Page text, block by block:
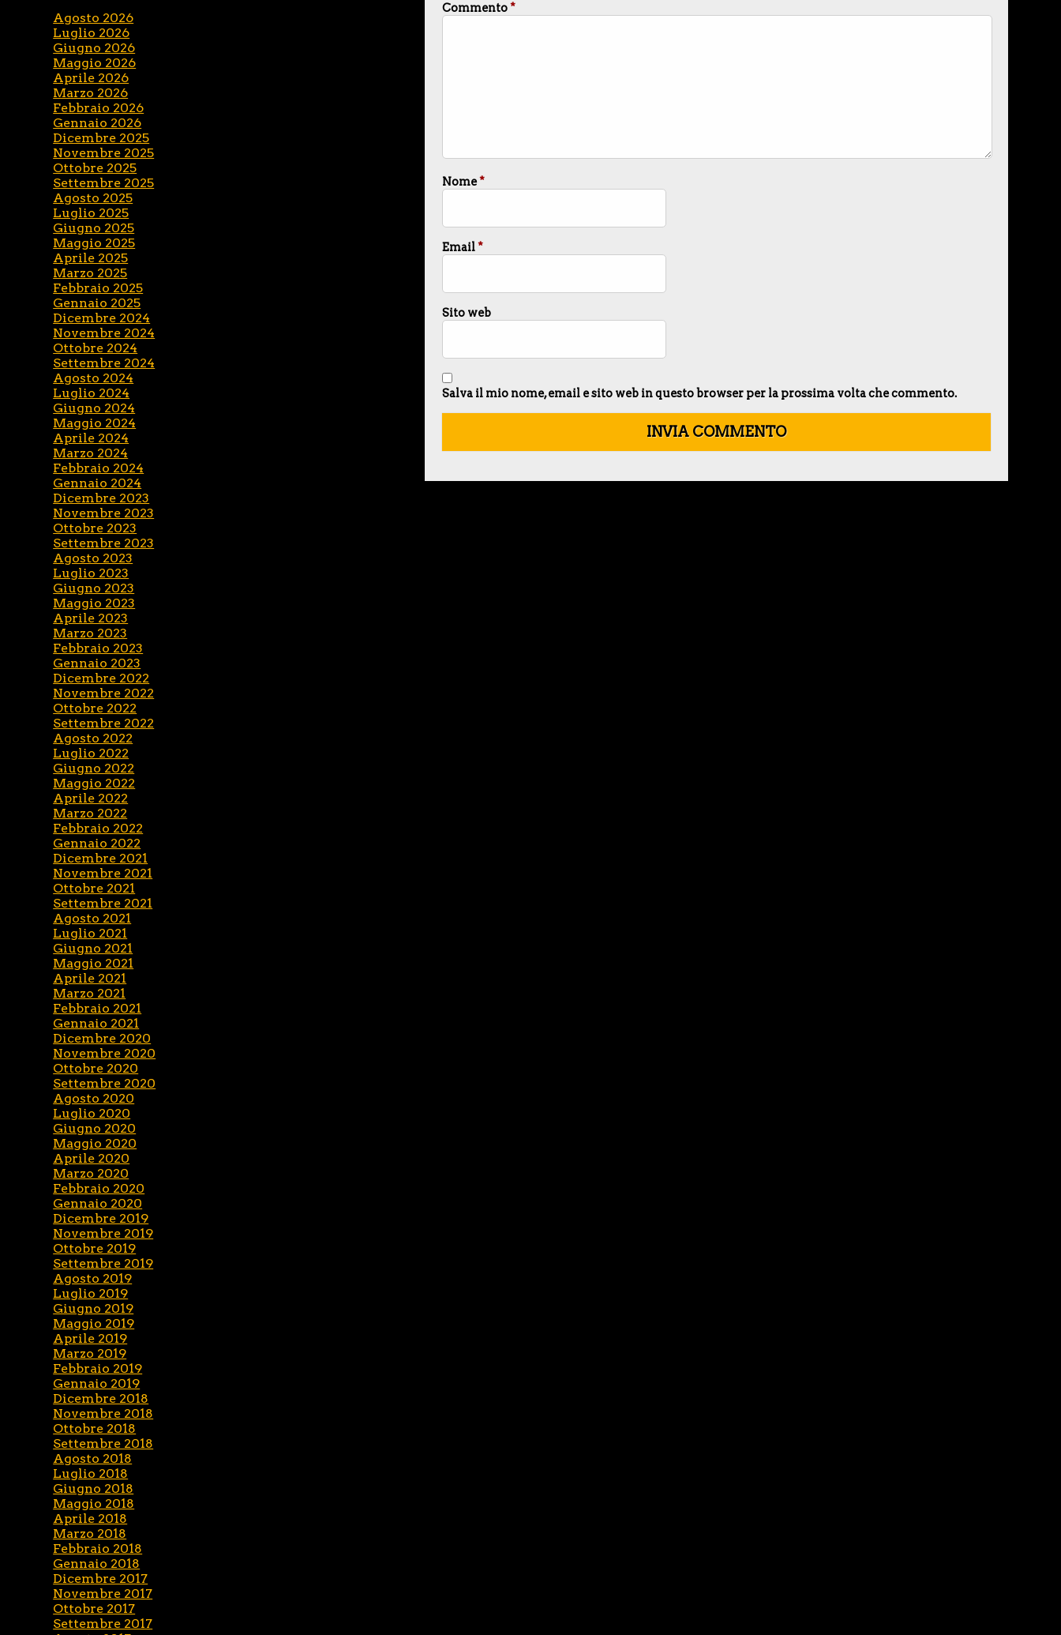
Commento*
Nome*
Email*
Sito web
Salva il mio nome, email e sito web in questo browser per la prossima volta che commento.
Agosto 2026
Luglio 2026
Giugno 2026
Maggio 2026
Aprile 2026
Marzo 2026
Febbraio 2026
Gennaio 2026
Dicembre 2025
Novembre 2025
Ottobre 2025
Settembre 2025
Agosto 2025
Luglio 2025
Giugno 2025
Maggio 2025
Aprile 2025
Marzo 2025
Febbraio 2025
Gennaio 2025
Dicembre 2024
Novembre 2024
Ottobre 2024
Settembre 2024
Agosto 2024
Luglio 2024
Giugno 2024
Maggio 2024
Aprile 2024
Marzo 2024
Febbraio 2024
Gennaio 2024
Dicembre 2023
Novembre 2023
Ottobre 2023
Settembre 2023
Agosto 2023
Luglio 2023
Giugno 2023
Maggio 2023
Aprile 2023
Marzo 2023
Febbraio 2023
Gennaio 2023
Dicembre 2022
Novembre 2022
Ottobre 2022
Settembre 2022
Agosto 2022
Luglio 2022
Giugno 2022
Maggio 2022
Aprile 2022
Marzo 2022
Febbraio 2022
Gennaio 2022
Dicembre 2021
Novembre 2021
Ottobre 2021
Settembre 2021
Agosto 2021
Luglio 2021
Giugno 2021
Maggio 2021
Aprile 2021
Marzo 2021
Febbraio 2021
Gennaio 2021
Dicembre 2020
Novembre 2020
Ottobre 2020
Settembre 2020
Agosto 2020
Luglio 2020
Giugno 2020
Maggio 2020
Aprile 2020
Marzo 2020
Febbraio 2020
Gennaio 2020
Dicembre 2019
Novembre 2019
Ottobre 2019
Settembre 2019
Agosto 2019
Luglio 2019
Giugno 2019
Maggio 2019
Aprile 2019
Marzo 2019
Febbraio 2019
Gennaio 2019
Dicembre 2018
Novembre 2018
Ottobre 2018
Settembre 2018
Agosto 2018
Luglio 2018
Giugno 2018
Maggio 2018
Aprile 2018
Marzo 2018
Febbraio 2018
Gennaio 2018
Dicembre 2017
Novembre 2017
Ottobre 2017
Settembre 2017